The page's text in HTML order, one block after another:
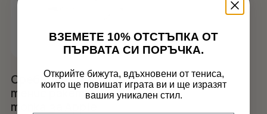
Нямате артикули в количката.
Сребърен талисман
тенис ракета с
топка за Apple
ВЗЕМЕТЕ 10% ОТСТЪПКА ОТ
ПЪРВАТА СИ ПОРЪЧКА.
Открийте бижута, вдъхновени от тениса,
които ще повишат играта ви и ще изразят
вашия уникален стил.